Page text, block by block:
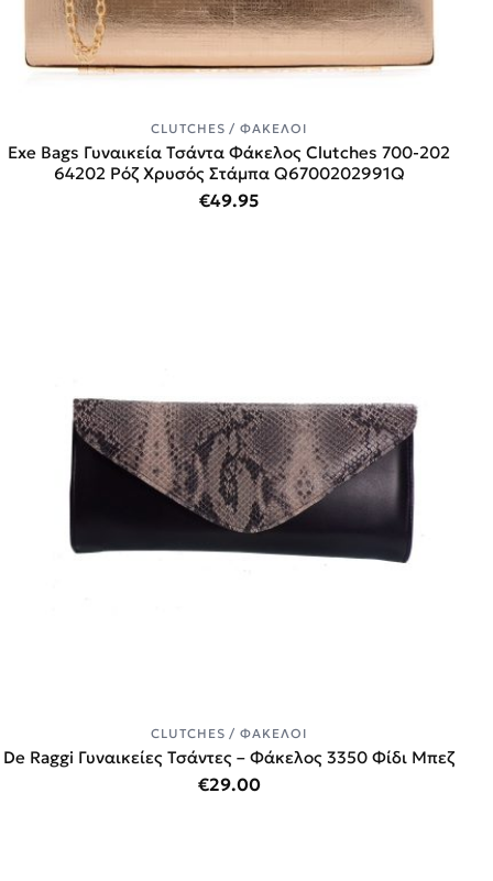
CLUTCHES / ΦΆΚΕΛΟΙ
Exe Bags Γυναικεία Τσάντα Φάκελος Clutches 700-202
64202 Ρόζ Χρυσός Στάμπα Q6700202991Q
€49.95
CLUTCHES / ΦΆΚΕΛΟΙ
De Raggi Γυναικείες Τσάντες – Φάκελος 3350 Φίδι Μπεζ
€29.00